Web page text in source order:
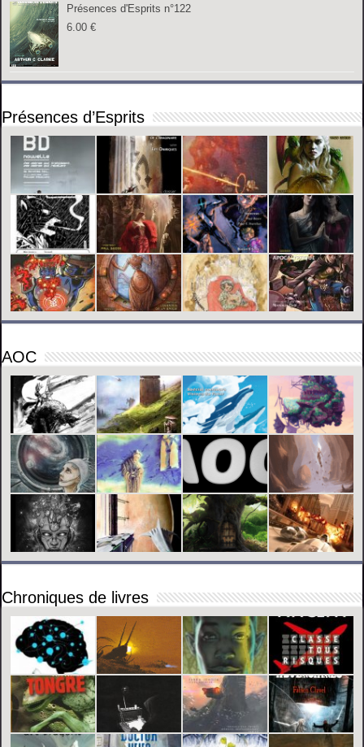
Présences d'Esprits n°122
6.00€
Présences d’Esprits
AOC
Chroniques de livres